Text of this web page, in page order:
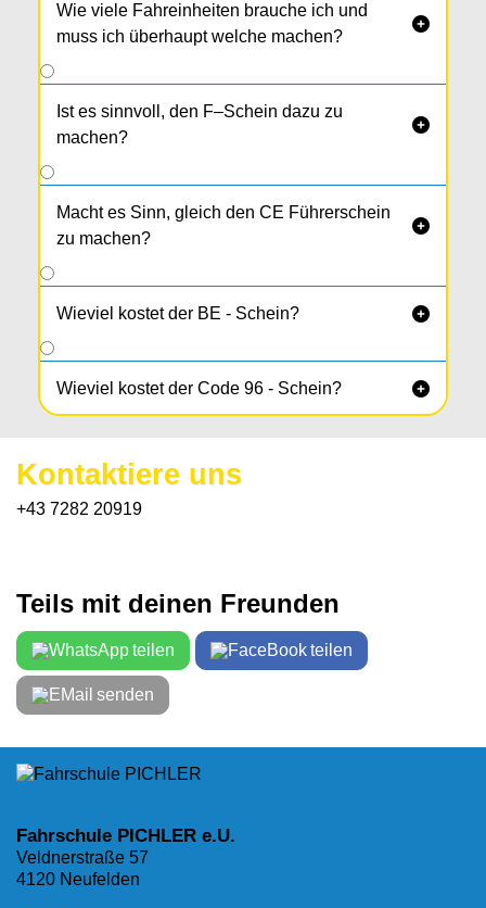
Wie viele Fahreinheiten brauche ich und
muss ich überhaupt welche machen?

Ist es sinnvoll, den F–Schein dazu zu
machen?

Macht es Sinn, gleich den CE Führerschein
zu machen?

Wieviel kostet der BE - Schein? 
Wieviel kostet der Code 96 - Schein? 
Kontaktiere uns
+43 7282 20919
Teils mit deinen Freunden
teilen teilen
senden
Fahrschule PICHLER e.U.
Veldnerstraße 57
4120 Neufelden